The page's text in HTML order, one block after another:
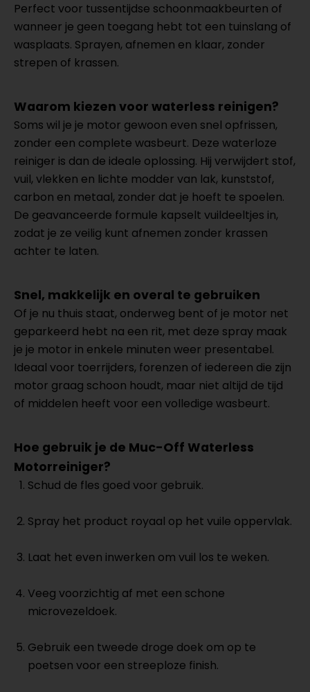
Perfect voor tussentijdse schoonmaakbeurten of
wanneer je geen toegang hebt tot een tuinslang of
wasplaats. Sprayen, afnemen en klaar, zonder
strepen of krassen.
Waarom kiezen voor waterless reinigen?
Soms wil je je motor gewoon even snel opfrissen,
zonder een complete wasbeurt. Deze waterloze
reiniger is dan de ideale oplossing. Hij verwijdert stof,
vuil, vlekken en lichte modder van lak, kunststof,
carbon en metaal, zonder dat je hoeft te spoelen.
De geavanceerde formule kapselt vuildeeltjes in,
zodat je ze veilig kunt afnemen zonder krassen
achter te laten.
Snel, makkelijk en overal te gebruiken
Of je nu thuis staat, onderweg bent of je motor net
geparkeerd hebt na een rit, met deze spray maak
je je motor in enkele minuten weer presentabel.
Ideaal voor toerrijders, forenzen of iedereen die zijn
motor graag schoon houdt, maar niet altijd de tijd
of middelen heeft voor een volledige wasbeurt.
Hoe gebruik je de Muc-Off Waterless
Motorreiniger?
Schud de fles goed voor gebruik.
Spray het product royaal op het vuile oppervlak.
Laat het even inwerken om vuil los te weken.
Veeg voorzichtig af met een schone
microvezeldoek.
Gebruik een tweede droge doek om op te
poetsen voor een streeploze finish.